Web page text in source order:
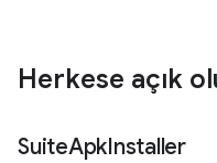
Herkese açık
SuiteApkInstaller